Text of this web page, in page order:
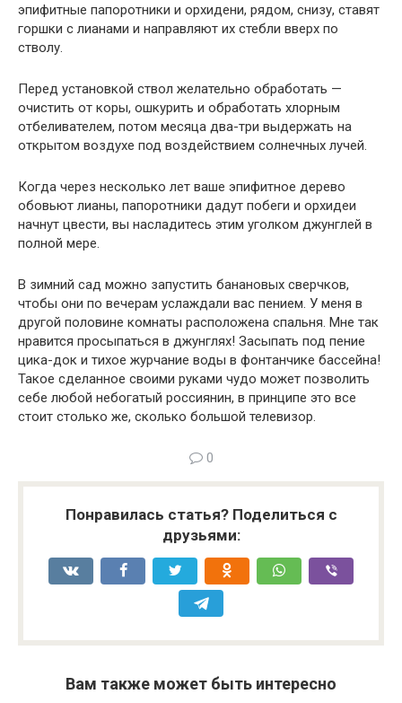
эпифитные папоротники и орхидени, рядом, снизу, ставят
горшки с лианами и направля­ют их стебли вверх по
стволу.
Перед установкой ствол желательно обработать —
очистить от коры, ошкурить и обработать хлорным
отбеливателем, потом месяца два-три выдержать на
открытом воздухе под воздействием солнечных лучей.
Когда через несколько лет ваше эпифитное дерево
обовьют лианы, папо­ротники дадут побеги и орхидеи
начнут цвести, вы насладитесь этим уголком джунглей в
полной мере.
В зимний сад можно запустить банановых сверчков,
чтобы они по вече­рам услаждали вас пением. У меня в
другой половине комнаты расположена спальня. Мне так
нравится просыпаться в джунглях! Засыпать под пение
цика-док и тихое журчание воды в фонтанчике бассейна!
Такое сделанное своими руками чудо может позволить
себе любой небогатый россиянин, в принципе это все
стоит столько же, сколько большой телевизор.
0
Понравилась статья? Поделиться с
друзьями:
Вам также может быть интересно